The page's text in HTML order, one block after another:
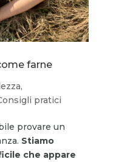
farne
,
pratici
provare un
Stiamo
che appare